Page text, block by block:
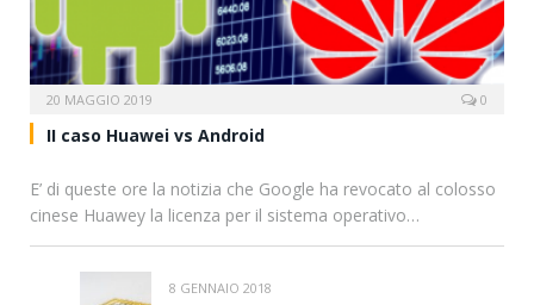
20 MAGGIO 2019 0
II caso Huawei vs Android
E’ di queste ore la notizia che Google ha revocato al colosso
cinese Huawey la licenza per il sistema operativo…
8 GENNAIO 2018